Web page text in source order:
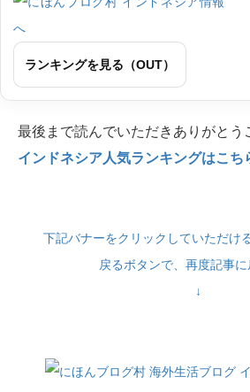
ランキングを見る（OUT）
最後まで読んでいただきありがとう
インドネシア人気ランキングはこ
下記バナーをクリックしていただけ
戻るボタンで、再度記事
↓